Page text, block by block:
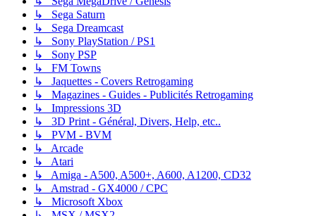
↳ Sega Saturn
↳ Sega Dreamcast
↳ Sony PlayStation / PS1
↳ Sony PSP
↳ FM Towns
↳ Jaquettes - Covers Retrogaming
↳ Magazines - Guides - Publicités Retrogaming
↳ Impressions 3D
↳ 3D Print - Général, Divers, Help, etc..
↳ PVM - BVM
↳ Arcade
↳ Atari
↳ Amiga - A500, A500+, A600, A1200, CD32
↳ Amstrad - GX4000 / CPC
↳ Microsoft Xbox